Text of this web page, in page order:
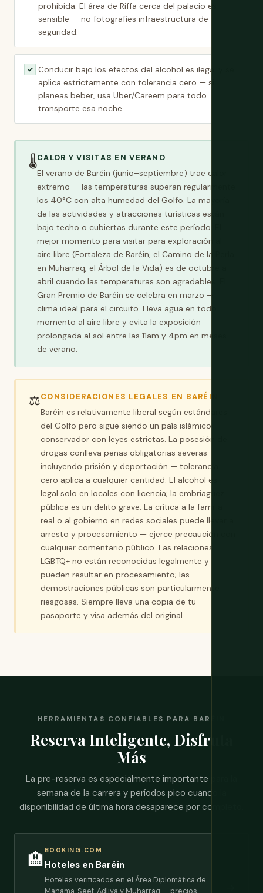
prohibida. El área de Riffa cerca del palacio es
sensible — no fotografíes infraestructura de
seguridad.
✓ Conducir bajo los efectos del alcohol es ilegal y se
aplica estrictamente con tolerancia cero — si
planeas beber, usa Uber/Careem para todo
transporte esa noche.
🌡️CALOR Y VISITAS EN VERANO
El verano de Baréin (junio–septiembre) trae calor
extremo — las temperaturas superan regularmente
los 40°C con alta humedad del Golfo. La mayoría
de las actividades y atracciones turísticas están
bajo techo o cubiertas durante este período. El
mejor momento para visitar para exploración al
aire libre (Fortaleza de Baréin, el Camino de la Perla
en Muharraq, el Árbol de la Vida) es de octubre a
abril cuando las temperaturas son agradables. El
Gran Premio de Baréin se celebra en marzo —
clima ideal para el circuito. Lleva agua en todo
momento al aire libre y evita la exposición
prolongada al sol entre las 11am y 4pm en meses
de verano.
⚖️CONSIDERACIONES LEGALES EN BARÉIN
Baréin es relativamente liberal según estándares
del Golfo pero sigue siendo un país islámico
conservador con leyes estrictas. La posesión de
drogas conlleva penas obligatorias severas
incluyendo prisión y deportación — tolerancia
cero aplica a cualquier cantidad. El alcohol es
legal solo en locales con licencia; la embriaguez
pública es un delito grave. La crítica a la familia
real o al gobierno en redes sociales puede llevar a
arresto y procesamiento — ejerce precaución con
cualquier comentario público. Las relaciones
LGBTQ+ no están reconocidas legalmente y
pueden resultar en procesamiento; las
demostraciones públicas son particularmente
riesgosas. Siempre lleva una copia de tu
pasaporte y visa además del original.
HERRAMIENTAS CONFIABLES PARA BARÉIN
Reserva Inteligente, Disfruta
Más
La pre-reserva es especialmente importante para la
semana de la carrera y períodos pico cuando la
disponibilidad de última hora desaparece por completo.
🏨 BOOKING.COM
Hoteles en Baréin
Hoteles verificados en el Área Diplomática de
Manama, Seef, Adliya y Muharraq — precios